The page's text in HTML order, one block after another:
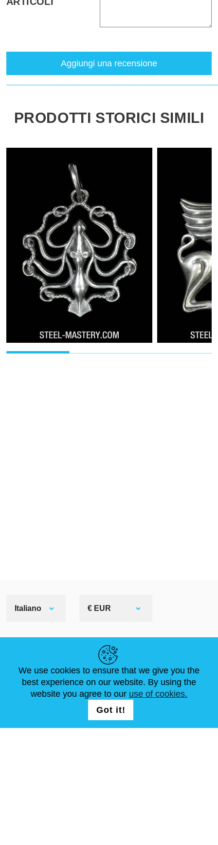
Aggiungi una recensione
PRODOTTI STORICI SIMILI
Italiano € EUR
NOTIZIE
ARTICOLI
ABOUT US
FAQ
DIMENSIONI STANDARD
CONTATTACI
We use cookies to ensure that we give you the
best experience on our website. By using the
website you agree to our use of cookies.
Got it!